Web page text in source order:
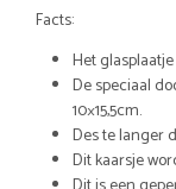
Facts:
Het glasplaatje
De speciaal
10×15,5cm.
Des te langer
Dit kaarsje